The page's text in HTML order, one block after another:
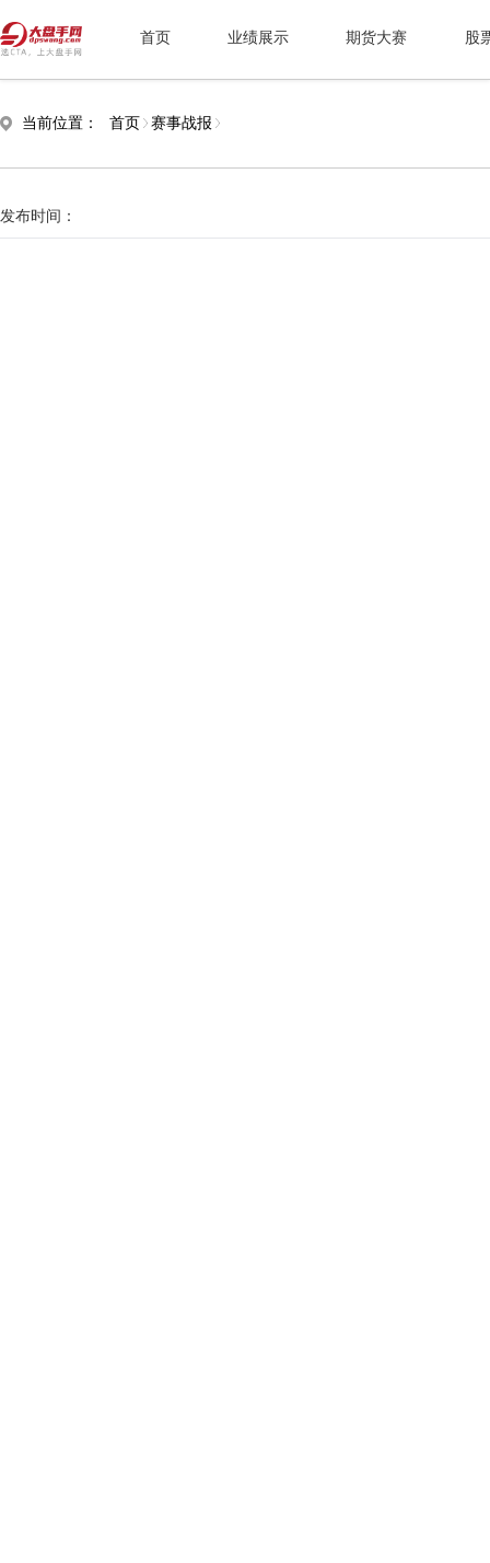
首页 业绩展示 期货大赛 股
当前位置： 首页 赛事战报
发布时间：